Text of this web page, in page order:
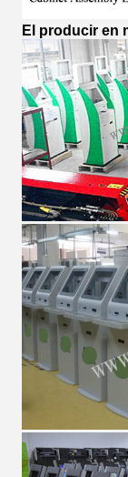
El producir en